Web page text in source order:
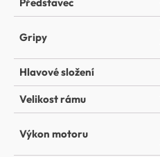
Gripy
Hlavové složení
Velikost rámu
Výkon motoru